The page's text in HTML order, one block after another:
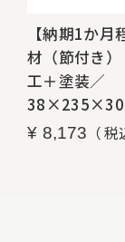
【納期1か月
材（節付き
工＋塗装／
¥ 8,173 税